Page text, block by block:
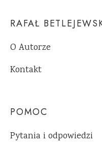
RAFAŁ
O Autorze
Kontakt
POMOC
Pytania i odpowiedzi